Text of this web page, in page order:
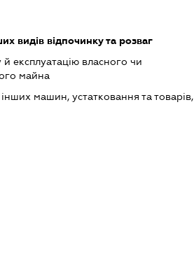
видів відпочинку та розваг
експлуатацію власного чи
майна
машин, устатковання та товарів,